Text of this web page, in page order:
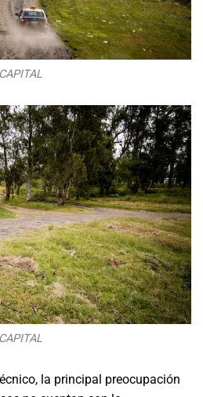
la principal preocupación